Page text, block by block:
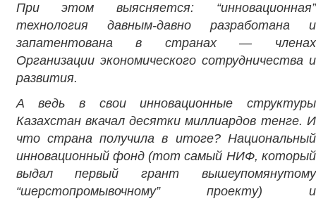
При этом выясняется: “инновационная”
технология давным-давно разработана и
запатентована в странах — членах
Организации экономического сотрудничества и
развития.
А ведь в свои инновационные структуры
Казахстан вкачал десятки миллиардов тенге. И
что страна получила в итоге? Национальный
инновационный фонд (тот самый НИФ, который
выдал первый грант вышеупомянутому
“шерстопромывочному” проекту) и